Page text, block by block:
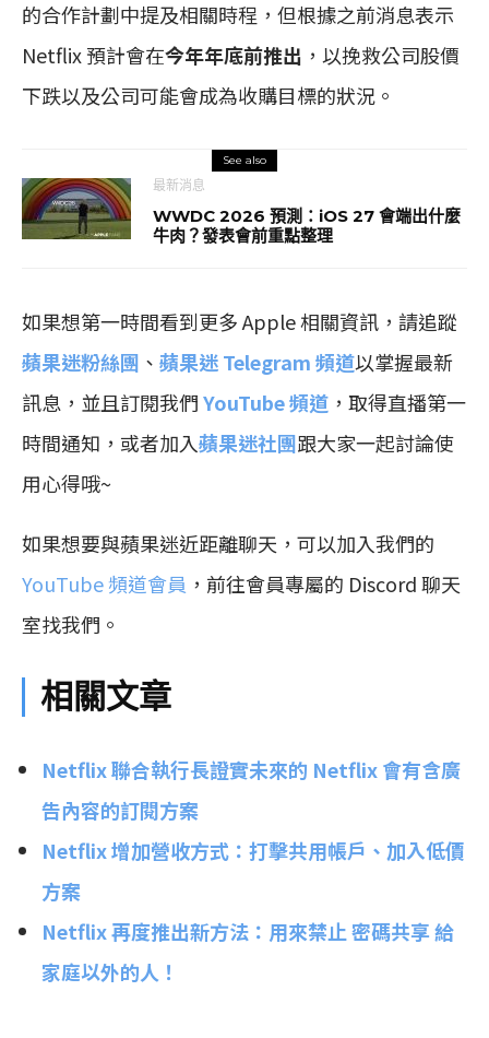
的合作計劃中提及相關時程，但根據之前消息表示
Netflix 預計會在今年年底前推出 ，以挽救公司股價
下跌以及公司可能會成為收購目標的狀況。
See also
最新消息
WWDC 2026 預測：iOS 27 會端出什麼
牛肉？發表會前重點整理
如果想第一時間看到更多 Apple 相關資訊，請追蹤
蘋果迷粉絲團 、 蘋果迷 Telegram 頻道以掌握最新
訊息，並且訂閱我們YouTube 頻道 ，取得直播第一
時間通知，或者加入蘋果迷社團跟大家一起討論使
用心得哦~
如果想要與蘋果迷近距離聊天，可以加入我們的
YouTube 頻道會員 ，前往會員專屬的 Discord 聊天
室找我們。
相關文章
Netflix 聯合執行長證實未來的 Netflix 會有含廣
告內容的訂閱方案
Netflix 增加營收方式：打擊共用帳戶、加入低價
方案
Netflix 再度推出新方法：用來禁止 密碼共享 給
家庭以外的人！